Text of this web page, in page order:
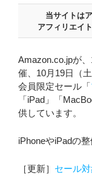
当サイトは
アフィリエイ
Amazon.co.jpが
催、10月19日（
会員限定セール「
「iPad」「
供しています。
iPhoneやiPadの
［更新］ セール